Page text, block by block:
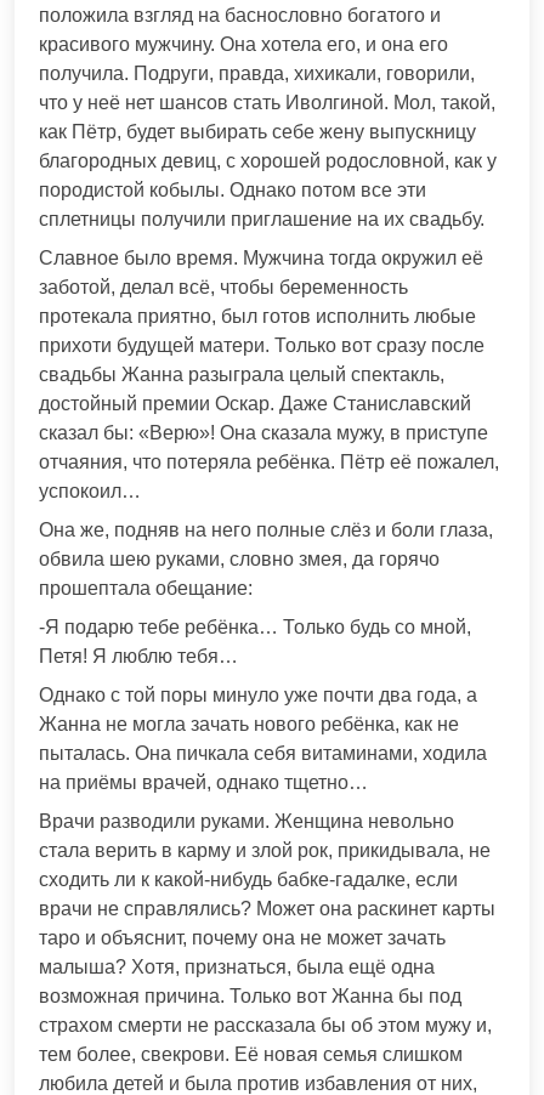
положила взгляд на баснословно богатого и
красивого мужчину. Она хотела его, и она его
получила. Подруги, правда, хихикали, говорили,
что у неё нет шансов стать Иволгиной. Мол, такой,
как Пётр, будет выбирать себе жену выпускницу
благородных девиц, с хорошей родословной, как у
породистой кобылы. Однако потом все эти
сплетницы получили приглашение на их свадьбу.
Славное было время. Мужчина тогда окружил её
заботой, делал всё, чтобы беременность
протекала приятно, был готов исполнить любые
прихоти будущей матери. Только вот сразу после
свадьбы Жанна разыграла целый спектакль,
достойный премии Оскар. Даже Станиславский
сказал бы: «Верю»! Она сказала мужу, в приступе
отчаяния, что потеряла ребёнка. Пётр её пожалел,
успокоил…
Она же, подняв на него полные слёз и боли глаза,
обвила шею руками, словно змея, да горячо
прошептала обещание:
-Я подарю тебе ребёнка… Только будь со мной,
Петя! Я люблю тебя…
Однако с той поры минуло уже почти два года, а
Жанна не могла зачать нового ребёнка, как не
пыталась. Она пичкала себя витаминами, ходила
на приёмы врачей, однако тщетно…
Врачи разводили руками. Женщина невольно
стала верить в карму и злой рок, прикидывала, не
сходить ли к какой-нибудь бабке-гадалке, если
врачи не справлялись? Может она раскинет карты
таро и объяснит, почему она не может зачать
малыша? Хотя, признаться, была ещё одна
возможная причина. Только вот Жанна бы под
страхом смерти не рассказала бы об этом мужу и,
тем более, свекрови. Её новая семья слишком
любила детей и была против избавления от них,